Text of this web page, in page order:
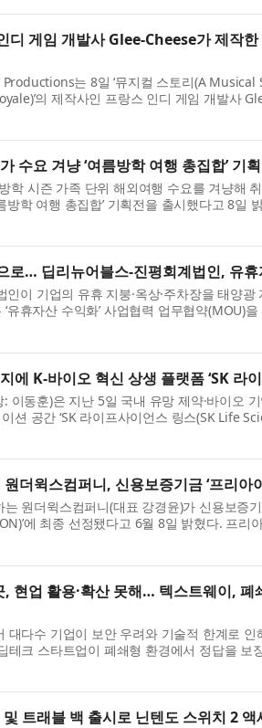
게임 개발사 Glee-Cheese가 제작한
는 8일 ‘뮤지컬 스토리(A Musical
의 제작사인 프랑스 인디 게임 개발사
수요 겨냥 ‘여름방학 여행 총집합’ 기
학 시즌 가족 단위 해외여행 수요를 겨냥해
방학 여행 총집합’ 기획전을 출시했다고 8일
로… 딥리뉴어블스-진평회계법인, 유
인이 기업의 유휴 지붕·옥상·주차장을 태양
유휴자산 수익화’ 사업협력 업무협약(MOU)
에 K-바이오 혁신 상생 플랫폼 ‘SK 라
이동훈)은 지난 5일 국내 유망 제약·바이오
션 공간 ‘SK 라이프사이언스 링스(SK Life
원더윅스컴퍼니, 신용보증기금 ‘프리아
는 원더윅스컴퍼니(대표 강경윤)가 신용보증
에 최종 선정됐다고 6월 8일 밝혔다. 프
현업 활용·확산 못해… 텍스트웨이, 폐
대다수 기업이 보안 우려와 기술적 한계로
테크 스타트업이 폐쇄형 환경에서 정답을
트래블 백 출시로 닌텐도 스위치 2